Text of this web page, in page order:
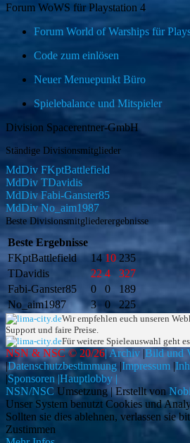
Forum WoWS für Playstation 4
Forum World of Warships für
Code zum einlösen
Neuer Menuepunkt Büro
Spielebalance und Mitspieler
Division Spacerentner-GmbH
Ständige Divisionsmitglieder
MdDiv FKptBattlefield
MdDiv TDavidis
MdDiv Fabi-Ganster85
MdDiv No_aim1987
Beste Divisionsmitgliederergebnisse
Beste Ergebnisse
FKptBattlefield
14 10 235
TDavidis
22 4
327
Fabi-Ganster85
0 0
189
No_aim1987
3 0 225
Wir empfehlen euch unseren
Support und faire Preise.
Für weitere Spieleauswahl geht
NSN & NSC © 20/26| Archiv |Bild und
|Datenschutzbestimmung |Impressum |
|Sponsoren |Hauptlobby |
NSN/NSC Umsetzung | Erstellt von
Unser System benutzt Cookies und
Sollten sie dies ablehnen, verlassen sie
Zustimmen